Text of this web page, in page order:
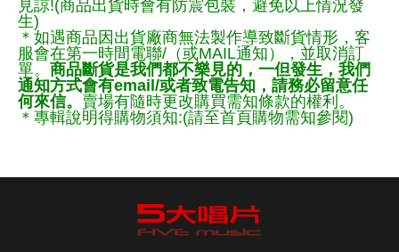
見諒!(商品出貨時會有防震包裝，避免以上情況發
生)
＊如遇商品因出貨廠商無法製作導致斷貨情形，客
服會在第一時間電聯/（或MAIL通知），並取消訂
單。 商品斷貨是我們都不樂見的，一但發生，我們
通知方式會有email/或者致電告知，請務必留意任
何來信。 賣場有隨時更改購買需知條款的權利。
＊專輯說明得購物須知:(請至首頁購物需知參閱)